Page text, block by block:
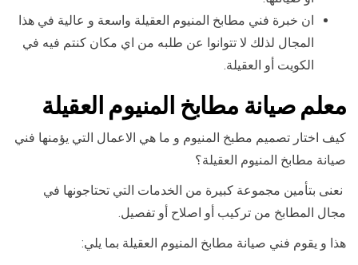
ان خبرة فني مطابخ المنيوم العقيلة واسعة و عالية في هذا
المجال لذلك لا تتوانوا عن طلبه من اي مكان كنتم فيه في
الكويت أو العقيلة.
معلم صيانة مطابخ المنيوم العقيلة
كيف اختار تصميم مطبخ المنيوم و ما هي الاعمال التي يؤمنها فني
صيانة مطابخ المنيوم العقيلة؟
نعنى بتأمين مجموعة كبيرة من الخدمات التي تحتاجونها في
مجال المطابخ من تركيب أو اصلاح أو تفصيل.
هذا و يقوم فني صيانة مطابخ المنيوم العقيلة بما يلي: